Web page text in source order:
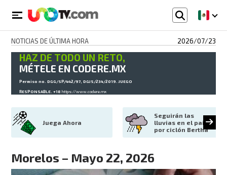
NOTICIAS DE ÚLTIMA HORA 2026/07/23
HAZ DE TODO UN RETO,
MÉTELE EN CODERE.MX
Permiso no. DGG/SP/442/97, DGJS/234/2019. JUEGO
RESPONSABLE. +18https://www.codere.mx
Juega Ahora
Seguirán las
lluvias en el país
por ciclón Bertha
Morelos – Mayo 22, 2026